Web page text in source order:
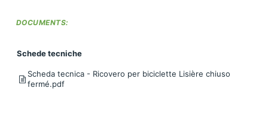
DOCUMENTS:
Schede tecniche
Scheda tecnica - Ricovero per biciclette Lisière chiuso
fermé.pdf